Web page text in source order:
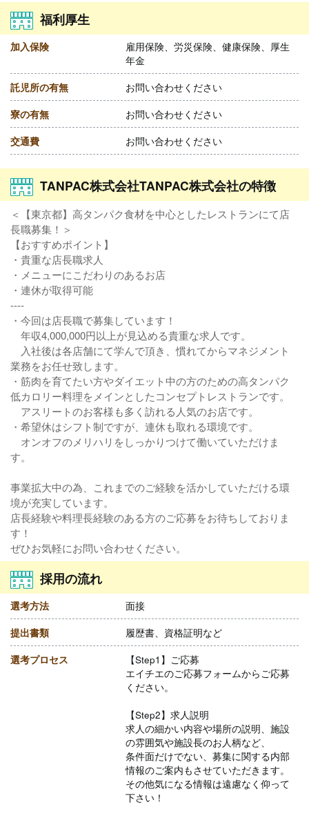
福利厚生
加入保険
雇用保険、労災保険、健康保険、厚生
年金
託児所の有無 お問い合わせください
寮の有無 お問い合わせください
交通費 お問い合わせください
TANPAC株式会社TANPAC株式会社の特徴
＜【東京都】高タンパク食材を中心としたレストランにて店
長職募集！＞
【おすすめポイント】
・貴重な店長職求人
・メニューにこだわりのあるお店
・連休が取得可能
----
・今回は店長職で募集しています！
年収4,000,000円以上が見込める貴重な求人です。
入社後は各店舗にて学んで頂き、慣れてからマネジメント
業務をお任せ致します。
・筋肉を育てたい方やダイエット中の方のための高タンパク
低カロリー料理をメインとしたコンセプトレストランです。
アスリートのお客様も多く訪れる人気のお店です。
・希望休はシフト制ですが、連休も取れる環境です。
オンオフのメリハリをしっかりつけて働いていただけま
す。
事業拡大中の為、これまでのご経験を活かしていただける環
境が充実しています。
店長経験や料理長経験のある方のご応募をお待ちしておりま
す！
ぜひお気軽にお問い合わせください。
採用の流れ
選考方法 面接
提出書類 履歴書、資格証明など
選考プロセス
【Step1】ご応募
エイチエのご応募フォームからご応募
ください。
【Step2】求人説明
求人の細かい内容や場所の説明、施設
の雰囲気や施設長のお人柄など、
条件面だけでない、募集に関する内部
情報のご案内もさせていただきます。
その他気になる情報は遠慮なく仰って
下さい！